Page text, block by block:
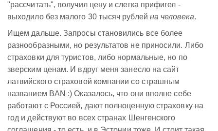
"рассчитать", получил цену и слегка прифигел -
выходило без малого 30 тысяч рублей на человека.
Ищем дальше. Запросы становились все более
разнообразными, но результатов не приносили. Либо
страховки для туристов, либо нормальные, но по
зверским ценам. И вдруг меня занесло на сайт
латвийского страховой компании со страшным
названием BAN :) Оказалось, что они вполне себе
работают с Россией, дают полноценную страховку на
год и действуют во всех странах Шенгенского